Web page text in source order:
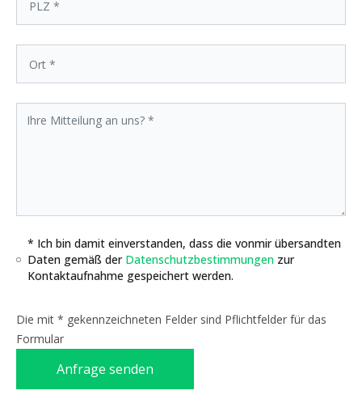
* Ich bin damit einverstanden, dass die vonmir übersandten
Daten gemäß der Datenschutzbestimmungen zur
Kontaktaufnahme gespeichert werden.
Die mit * gekennzeichneten Felder sind Pflichtfelder für das
Formular
Anfrage senden